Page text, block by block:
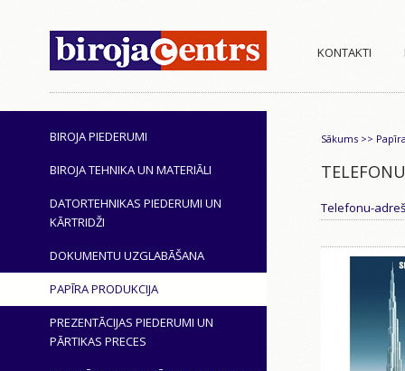
KONTAKTI
BIROJA PIEDERUMI
BIROJA TEHNIKA UN MATERIĀLI
DATORTEHNIKAS PIEDERUMI UN
KĀRTRIDŽI
DOKUMENTU UZGLABĀŠANA
PAPĪRA PRODUKCIJA
PREZENTĀCIJAS PIEDERUMI UN
PĀRTIKAS PRECES
Sākums >>
Telefonu-